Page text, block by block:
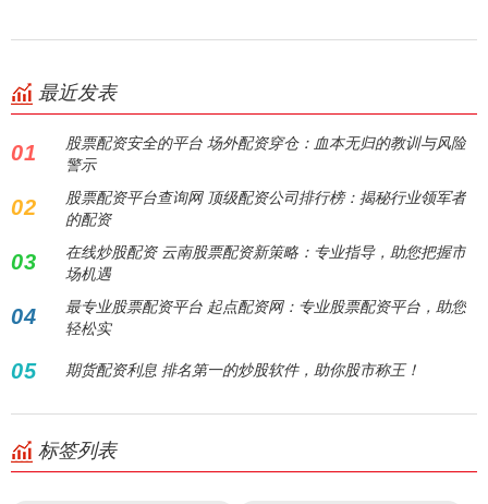
最近发表
01
股票配资安全的平台 场外配资穿仓：血本无归的教训与风险
警示
02
股票配资平台查询网 顶级配资公司排行榜：揭秘行业领军者
的配资
03
在线炒股配资 云南股票配资新策略：专业指导，助您把握市
场机遇
04
最专业股票配资平台 起点配资网：专业股票配资平台，助您
轻松实
05 期货配资利息 排名第一的炒股软件，助你股市称王！
标签列表